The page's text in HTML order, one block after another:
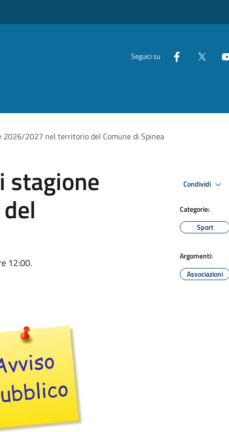
Seguici su
2026/2027 nel territorio del Comune di Spinea
stagione
12:00.
Condividi
Categorie:
Sport
Argomenti:
Associazioni